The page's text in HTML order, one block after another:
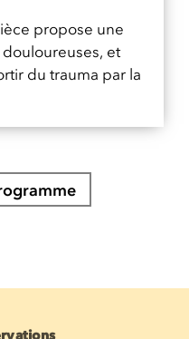
propose une
et
du trauma par la